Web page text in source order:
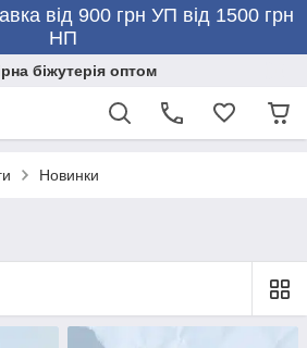
від 900 грн УП від 1500 грн
НП
біжутерія оптом
Новинки